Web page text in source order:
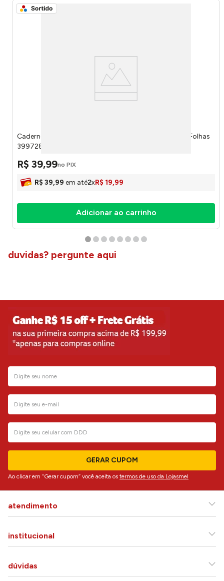
Caderno Universitário Guerreiras do Kpop Sortido 80 Folhas
399728 - Tilibra
R$ 39,99no PIX
R$ 39,99 em até2xR$ 19,99
Adicionar ao carrinho
duvidas? pergunte aqui
GERAR CUPOM
Ao clicar em “Gerar cupom” você aceita os termos de uso da Lojasmel
atendimento
institucional
dúvidas